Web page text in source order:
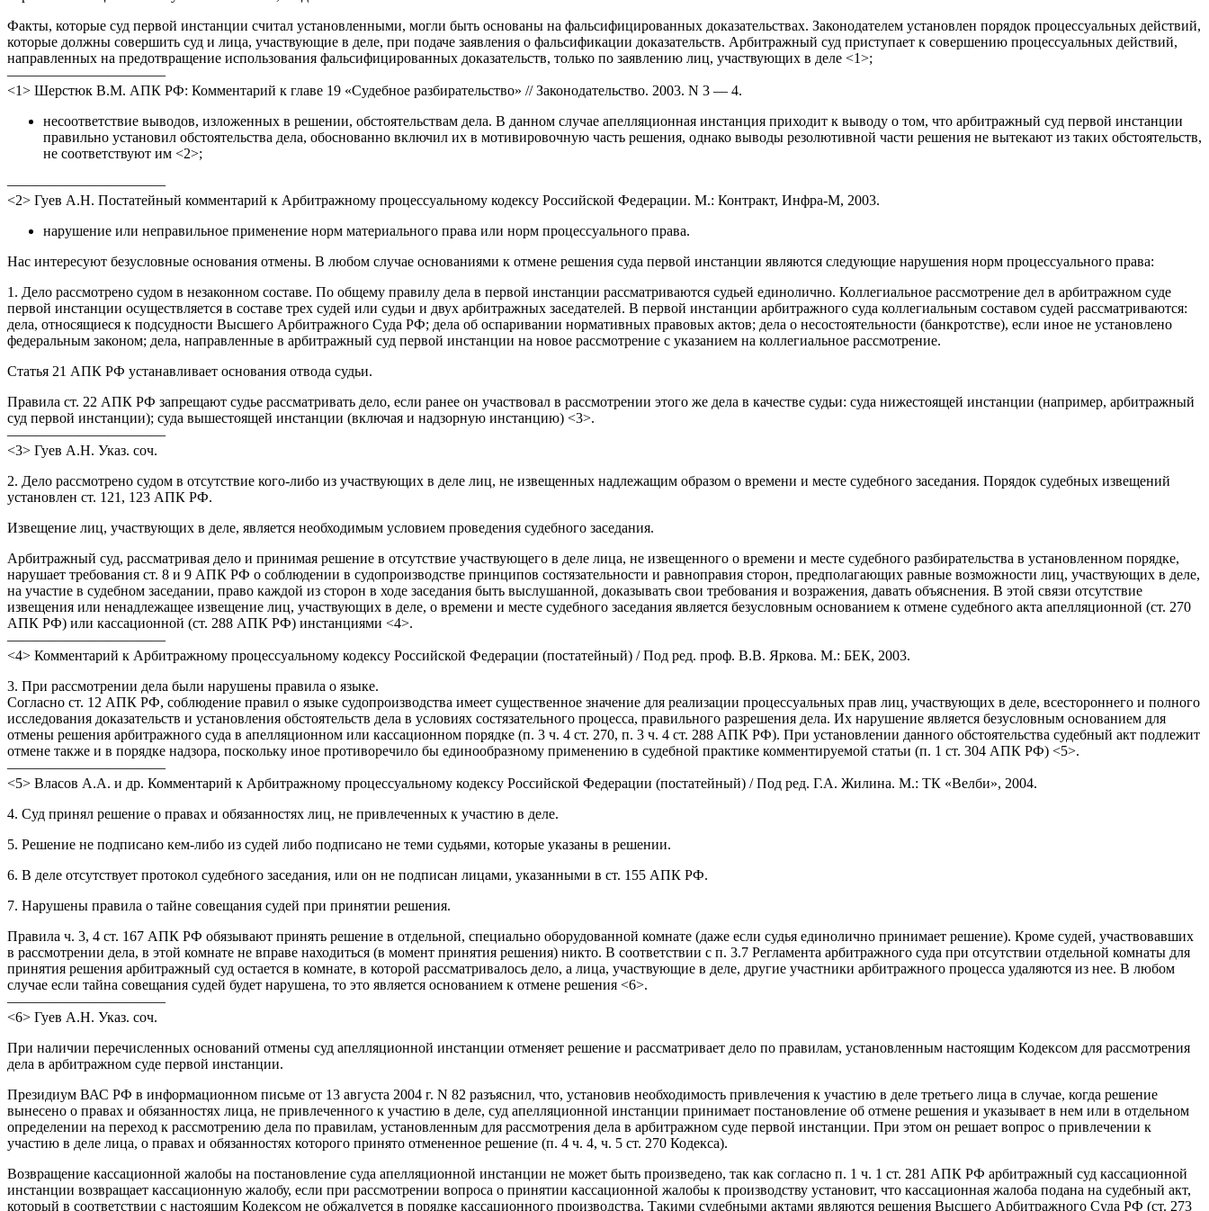
Факты, которые суд первой инстанции считал установленными, могли быть основаны на фальсифицированных доказательствах. Законодателем установлен порядок процессуальных действий,
которые должны совершить суд и лица, участвующие в деле, при подаче заявления о фальсификации доказательств. Арбитражный суд приступает к совершению процессуальных действий,
направленных на предотвращение использования фальсифицированных доказательств, только по заявлению лиц, участвующих в деле <1>;
———————————
<1> Шерстюк В.М. АПК РФ: Комментарий к главе 19 «Судебное разбирательство» // Законодательство. 2003. N 3 — 4.
несоответствие выводов, изложенных в решении, обстоятельствам дела. В данном случае апелляционная инстанция приходит к выводу о том, что арбитражный суд первой инстанции
правильно установил обстоятельства дела, обоснованно включил их в мотивировочную часть решения, однако выводы резолютивной части решения не вытекают из таких обстоятельств,
не соответствуют им <2>;
———————————
<2> Гуев А.Н. Постатейный комментарий к Арбитражному процессуальному кодексу Российской Федерации. М.: Контракт, Инфра-М, 2003.
нарушение или неправильное применение норм материального права или норм процессуального права.
Нас интересуют безусловные основания отмены. В любом случае основаниями к отмене решения суда первой инстанции являются следующие нарушения норм процессуального права:
1. Дело рассмотрено судом в незаконном составе. По общему правилу дела в первой инстанции рассматриваются судьей единолично. Коллегиальное рассмотрение дел в арбитражном суде
первой инстанции осуществляется в составе трех судей или судьи и двух арбитражных заседателей. В первой инстанции арбитражного суда коллегиальным составом судей рассматриваются:
дела, относящиеся к подсудности Высшего Арбитражного Суда РФ; дела об оспаривании нормативных правовых актов; дела о несостоятельности (банкротстве), если иное не установлено
федеральным законом; дела, направленные в арбитражный суд первой инстанции на новое рассмотрение с указанием на коллегиальное рассмотрение.
Статья 21 АПК РФ устанавливает основания отвода судьи.
Правила ст. 22 АПК РФ запрещают судье рассматривать дело, если ранее он участвовал в рассмотрении этого же дела в качестве судьи: суда нижестоящей инстанции (например, арбитражный
суд первой инстанции); суда вышестоящей инстанции (включая и надзорную инстанцию) <3>.
———————————
<3> Гуев А.Н. Указ. соч.
2. Дело рассмотрено судом в отсутствие кого-либо из участвующих в деле лиц, не извещенных надлежащим образом о времени и месте судебного заседания. Порядок судебных извещений
установлен ст. 121, 123 АПК РФ.
Извещение лиц, участвующих в деле, является необходимым условием проведения судебного заседания.
Арбитражный суд, рассматривая дело и принимая решение в отсутствие участвующего в деле лица, не извещенного о времени и месте судебного разбирательства в установленном порядке,
нарушает требования ст. 8 и 9 АПК РФ о соблюдении в судопроизводстве принципов состязательности и равноправия сторон, предполагающих равные возможности лиц, участвующих в деле,
на участие в судебном заседании, право каждой из сторон в ходе заседания быть выслушанной, доказывать свои требования и возражения, давать объяснения. В этой связи отсутствие
извещения или ненадлежащее извещение лиц, участвующих в деле, о времени и месте судебного заседания является безусловным основанием к отмене судебного акта апелляционной (ст. 270
АПК РФ) или кассационной (ст. 288 АПК РФ) инстанциями <4>.
———————————
<4> Комментарий к Арбитражному процессуальному кодексу Российской Федерации (постатейный) / Под ред. проф. В.В. Яркова. М.: БЕК, 2003.
3. При рассмотрении дела были нарушены правила о языке.
Согласно ст. 12 АПК РФ, соблюдение правил о языке судопроизводства имеет существенное значение для реализации процессуальных прав лиц, участвующих в деле, всестороннего и полного
исследования доказательств и установления обстоятельств дела в условиях состязательного процесса, правильного разрешения дела. Их нарушение является безусловным основанием для
отмены решения арбитражного суда в апелляционном или кассационном порядке (п. 3 ч. 4 ст. 270, п. 3 ч. 4 ст. 288 АПК РФ). При установлении данного обстоятельства судебный акт подлежит
отмене также и в порядке надзора, поскольку иное противоречило бы единообразному применению в судебной практике комментируемой статьи (п. 1 ст. 304 АПК РФ) <5>.
———————————
<5> Власов А.А. и др. Комментарий к Арбитражному процессуальному кодексу Российской Федерации (постатейный) / Под ред. Г.А. Жилина. М.: ТК «Велби», 2004.
4. Суд принял решение о правах и обязанностях лиц, не привлеченных к участию в деле.
5. Решение не подписано кем-либо из судей либо подписано не теми судьями, которые указаны в решении.
6. В деле отсутствует протокол судебного заседания, или он не подписан лицами, указанными в ст. 155 АПК РФ.
7. Нарушены правила о тайне совещания судей при принятии решения.
Правила ч. 3, 4 ст. 167 АПК РФ обязывают принять решение в отдельной, специально оборудованной комнате (даже если судья единолично принимает решение). Кроме судей, участвовавших
в рассмотрении дела, в этой комнате не вправе находиться (в момент принятия решения) никто. В соответствии с п. 3.7 Регламента арбитражного суда при отсутствии отдельной комнаты для
принятия решения арбитражный суд остается в комнате, в которой рассматривалось дело, а лица, участвующие в деле, другие участники арбитражного процесса удаляются из нее. В любом
случае если тайна совещания судей будет нарушена, то это является основанием к отмене решения <6>.
———————————
<6> Гуев А.Н. Указ. соч.
При наличии перечисленных оснований отмены суд апелляционной инстанции отменяет решение и рассматривает дело по правилам, установленным настоящим Кодексом для рассмотрения
дела в арбитражном суде первой инстанции.
Президиум ВАС РФ в информационном письме от 13 августа 2004 г. N 82 разъяснил, что, установив необходимость привлечения к участию в деле третьего лица в случае, когда решение
вынесено о правах и обязанностях лица, не привлеченного к участию в деле, суд апелляционной инстанции принимает постановление об отмене решения и указывает в нем или в отдельном
определении на переход к рассмотрению дела по правилам, установленным для рассмотрения дела в арбитражном суде первой инстанции. При этом он решает вопрос о привлечении к
участию в деле лица, о правах и обязанностях которого принято отмененное решение (п. 4 ч. 4, ч. 5 ст. 270 Кодекса).
Возвращение кассационной жалобы на постановление суда апелляционной инстанции не может быть произведено, так как согласно п. 1 ч. 1 ст. 281 АПК РФ арбитражный суд кассационной
инстанции возвращает кассационную жалобу, если при рассмотрении вопроса о принятии кассационной жалобы к производству установит, что кассационная жалоба подана на судебный акт,
который в соответствии с настоящим Кодексом не обжалуется в порядке кассационного производства. Такими судебными актами являются решения Высшего Арбитражного Суда РФ (ст. 273